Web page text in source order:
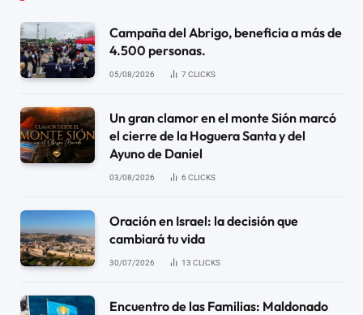
Campaña del Abrigo, beneficia a más de
4.500 personas.
05/08/2026 7 CLICKS
Un gran clamor en el monte Sión marcó
el cierre de la Hoguera Santa y del
Ayuno de Daniel
03/08/2026 6 CLICKS
Oración en Israel: la decisión que
cambiará tu vida
30/07/2026 13 CLICKS
Encuentro de las Familias: Maldonado